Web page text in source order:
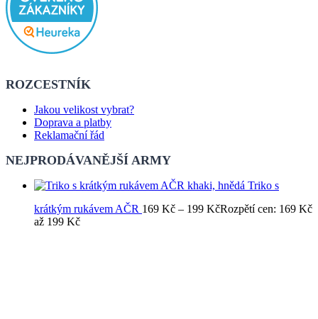
ROZCESTNÍK
Jakou velikost vybrat?
Doprava a platby
Reklamační řád
NEJPRODÁVANĚJŠÍ ARMY
Triko s
krátkým rukávem AČR 169 Kč – 199 KčRozpětí cen: 169 Kč
až 199 Kč